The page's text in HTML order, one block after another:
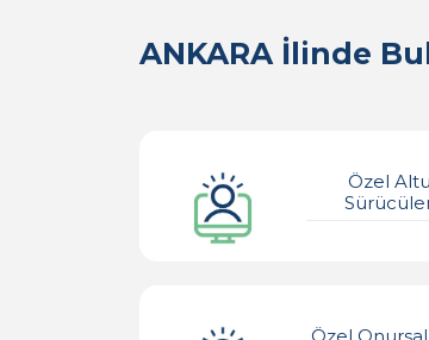
ANKARA İlinde
Özel